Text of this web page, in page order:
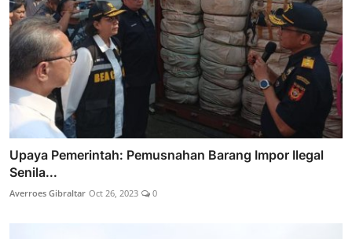
Upaya Pemerintah: Pemusnahan Barang Impor Ilegal
Senila...
Averroes Gibraltar Oct 26, 2023 0